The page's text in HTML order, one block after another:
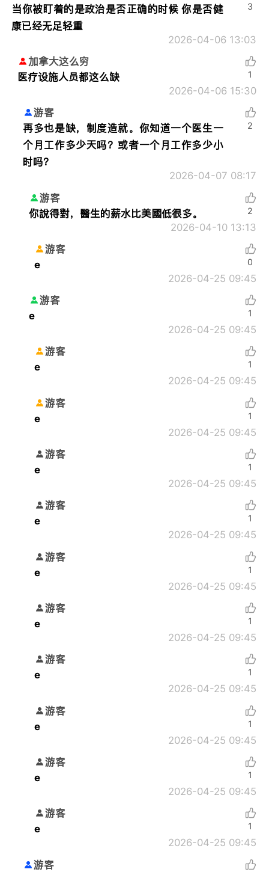
当你被盯着的是政治是否正确的时候 你是否健
康已经无足轻重
2026-04-06 13:03
3
加拿大这么穷
医疗设施人员都这么缺
2026-04-06 15:30
1
游客
再多也是缺，制度造就。你知道一个医生一
个月工作多少天吗？或者一个月工作多少小
时吗？
2026-04-07 08:17
2
游客
你說得對，醫生的薪水比美國低很多。
2026-04-10 13:13
2
游客
e
2026-04-25 09:45
0
游客
e
2026-04-25 09:45
1
游客
e
2026-04-25 09:45
1
游客
e
2026-04-25 09:45
1
游客
e
2026-04-25 09:45
1
游客
e
2026-04-25 09:45
1
游客
e
2026-04-25 09:45
1
游客
e
2026-04-25 09:45
1
游客
e
2026-04-25 09:45
1
游客
e
2026-04-25 09:45
1
游客
e
2026-04-25 09:45
1
游客
e
2026-04-25 09:45
1
游客